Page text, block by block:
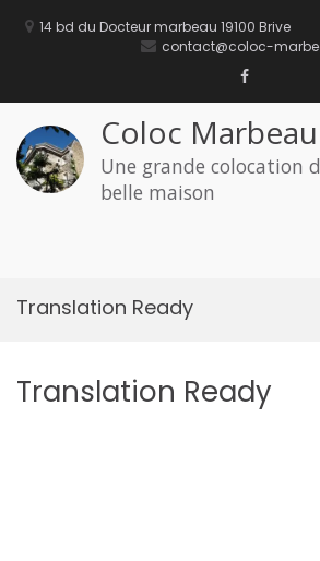
14 bd du Docteur marbeau 19100 Brive
contact@coloc-
Facebook
Coloc Marbeau
Une grande colocation
belle maison
Translation Ready
Translation Ready